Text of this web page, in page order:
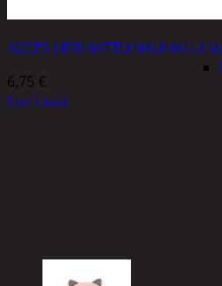
ACCES LIERIHATTU NAUHALLA
6,75 €
Lue Lisää